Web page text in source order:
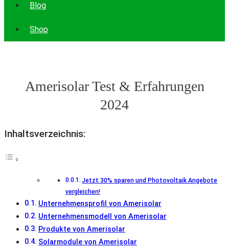
Blog
Shop
Amerisolar Test & Erfahrungen
2024
Inhaltsverzeichnis:
Jetzt 30% sparen und Photovoltaik Angebote
vergleichen!
Unternehmensprofil von Amerisolar
Unternehmensmodell von Amerisolar
Produkte von Amerisolar
Solarmodule von Amerisolar